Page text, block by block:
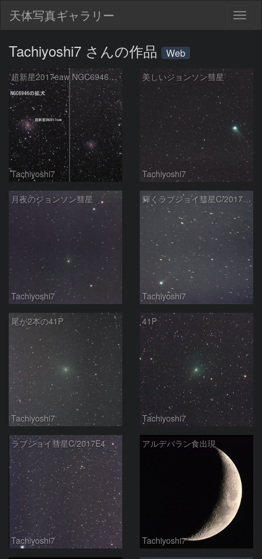
天体写真ギャラリー
Tachiyoshi7 さんの作品 Web
超新星2017eaw NGC6946に出現
Tachiyoshi7
美しいジョンソン彗星
Tachiyoshi7
月夜のジョンソン彗星
Tachiyoshi7
輝くラブジョイ彗星C/2017E4
Tachiyoshi7
尾が2本の41P
Tachiyoshi7
41P
Tachiyoshi7
ラブジョイ彗星C/2017E4
Tachiyoshi7
アルデバラン食出現
Tachiyoshi7